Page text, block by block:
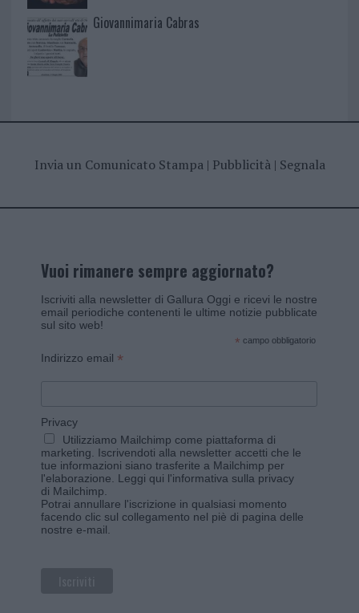
Giovannimaria Cabras
Invia un Comunicato Stampa| Pubblicità| Segnala
Vuoi rimanere sempre aggiornato?
Iscriviti alla newsletter di Gallura Oggi e ricevi le nostre
email periodiche contenenti le ultime notizie pubblicate
sul sito web!
* campo obbligatorio
Indirizzo email *
Privacy
Utilizziamo Mailchimp come piattaforma di
marketing. Iscrivendoti alla newsletter accetti che le
tue informazioni siano trasferite a Mailchimp per
l'elaborazione. Leggi qui l'informativa sulla privacy
di Mailchimp
Potrai annullare l'iscrizione in qualsiasi momento
facendo clic sul collegamento nel piè di pagina delle
nostre e-mail.